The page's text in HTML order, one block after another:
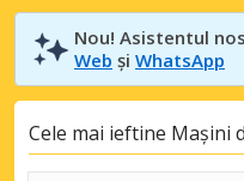
Nou! Asistentul
Web și WhatsApp
Cele mai ieftine Mașini